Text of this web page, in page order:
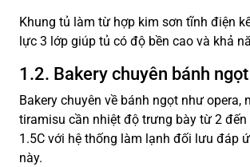
Khung tủ làm từ hợp kim sơn tĩnh điện
lực 3 lớp giúp tủ có độ bền cao và khả
1.2. Bakery chuyên bánh ngọt
Bakery chuyên về bánh ngọt như opera,
tiramisu cần nhiệt độ trưng bày từ 2 đến
1.5C với hệ thống làm lạnh đối lưu đáp
này.